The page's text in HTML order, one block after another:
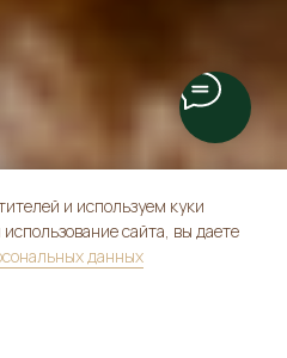
и используем куки
сайта, вы даете
данных